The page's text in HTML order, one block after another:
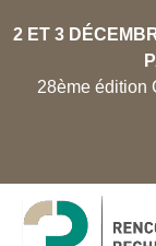
2 ET 3
28ème édition